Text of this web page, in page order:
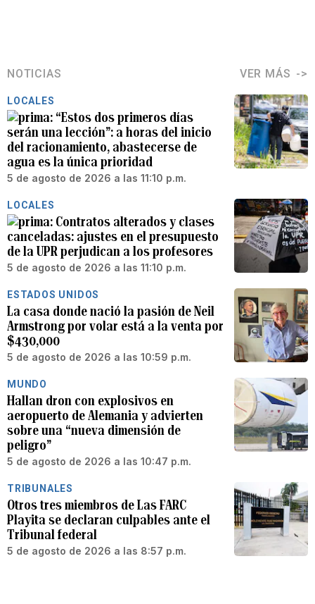
NOTICIAS VER MÁS
LOCALES
“Estos dos primeros días
serán una lección”: a horas del inicio
del racionamiento, abastecerse de
agua es la única prioridad
5 de agosto de 2026 a las 11:10 p.m.
LOCALES
Contratos alterados y clases
canceladas: ajustes en el presupuesto
de la UPR perjudican a los profesores
5 de agosto de 2026 a las 11:10 p.m.
ESTADOS UNIDOS
La casa donde nació la pasión de Neil
Armstrong por volar está a la venta por
$430,000
5 de agosto de 2026 a las 10:59 p.m.
MUNDO
Hallan dron con explosivos en
aeropuerto de Alemania y advierten
sobre una “nueva dimensión de
peligro”
5 de agosto de 2026 a las 10:47 p.m.
TRIBUNALES
Otros tres miembros de Las FARC
Playita se declaran culpables ante el
Tribunal federal
5 de agosto de 2026 a las 8:57 p.m.